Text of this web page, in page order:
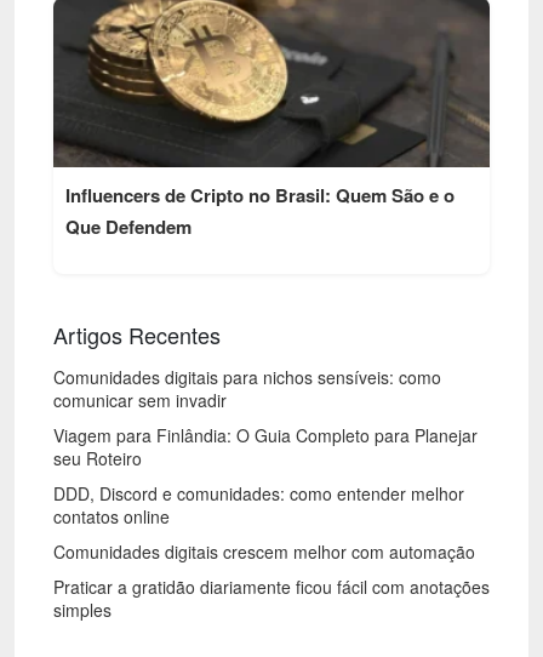
Influencers de Cripto no Brasil: Quem São e o
Que Defendem
Artigos Recentes
Comunidades digitais para nichos sensíveis: como
comunicar sem invadir
Viagem para Finlândia: O Guia Completo para Planejar
seu Roteiro
DDD, Discord e comunidades: como entender melhor
contatos online
Comunidades digitais crescem melhor com automação
Praticar a gratidão diariamente ficou fácil com anotações
simples